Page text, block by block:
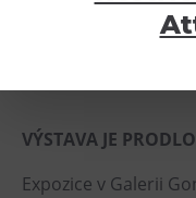
Malý svět
Gong
Hornické
Heligonka
VÝSTAVA JE
Expozice v Galerii